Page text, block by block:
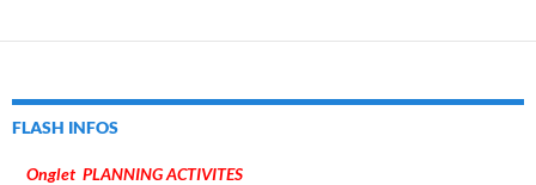
FLASH INFOS
Onglet PLANNING ACTIVITES